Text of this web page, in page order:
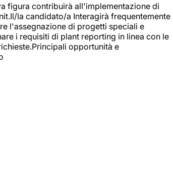
figura contribuirà all'implementazione di
la candidato/a Interagirà frequentemente
l'assegnazione di progetti speciali e
i requisiti di plant reporting in linea con le
opportunità e